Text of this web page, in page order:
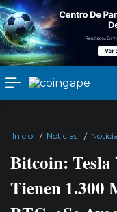
Inicio / Noticias /
Bitcoin: Tesla
Tienen 1.300